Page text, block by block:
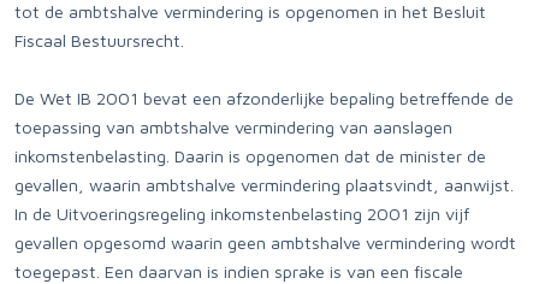
tot de ambtshalve vermindering is opgenomen in het Besluit
Fiscaal Bestuursrecht.
De Wet IB 2001 bevat een afzonderlijke bepaling betreffende de
toepassing van ambtshalve vermindering van aanslagen
inkomstenbelasting. Daarin is opgenomen dat de minister de
gevallen, waarin ambtshalve vermindering plaatsvindt, aanwijst.
In de Uitvoeringsregeling inkomstenbelasting 2001 zijn vijf
gevallen opgesomd waarin geen ambtshalve vermindering wordt
toegepast. Een daarvan is indien sprake is van een fiscale